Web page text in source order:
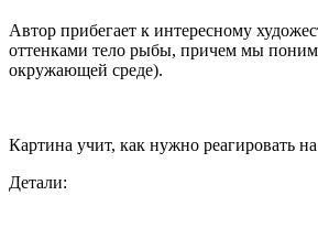
Автор прибегает к интересному
оттенками тело рыбы, причем мы
окружающей среде).
Картина учит, как нужно реагировать
Детали: